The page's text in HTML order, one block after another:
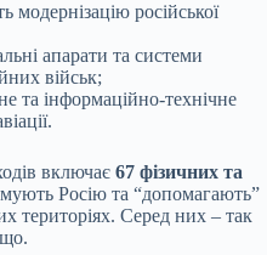
модернізацію російської
апарати та системи
військ;
та інформаційно-технічне
включає 67 фізичних та
Росію та “допомагають”
територіях. Серед них – так